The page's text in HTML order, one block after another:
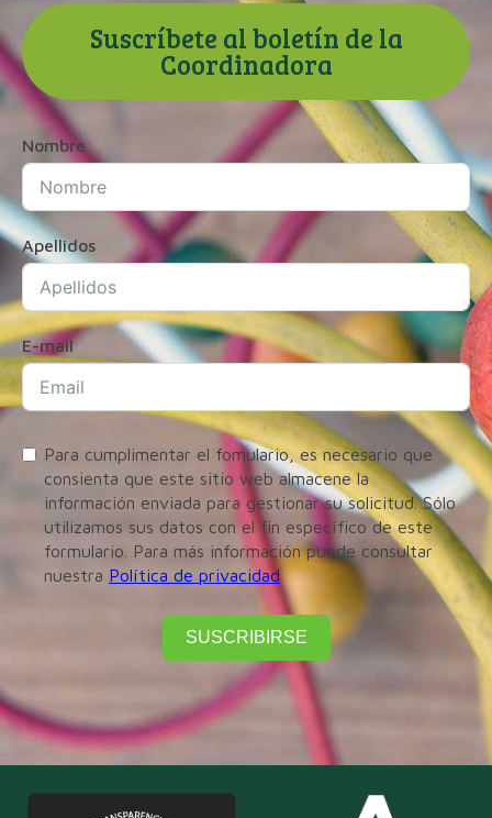
Suscríbete al boletín de la
Coordinadora
Nombre
Apellidos
E-mail
Para cumplimentar el fomulario, es necesario que
consienta que este sitio web almacene la
información enviada para gestionar su solicitud. Sólo
utilizamos sus datos con el fin específico de este
formulario. Para más información puede consultar
nuestra Política de privacidad
SUSCRIBIRSE